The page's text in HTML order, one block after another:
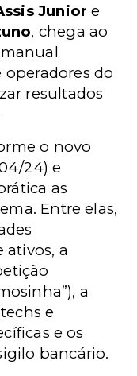
Junior e
, chega ao
do
resultados
o novo
24) e
as
Entre elas,
ativos, a
a
e
e os
bancário.